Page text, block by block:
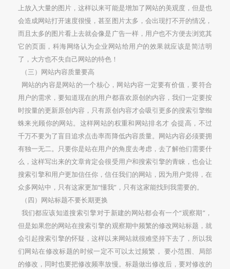
上放入大量的图片，这样以来可能是增加了网站的美观度，但是也
会造成网站打开速度很慢，甚至图片太多，会出现打不开的情况，
而且太多的图片看上去就会像是广告一样，用户也不方便去浏览其
它的页面，科海网络认为企业网站给用户的效果就应该是简洁明
了，大方也不失自己网站的特色！
（三）网站内容质量要高
网站的内容是网站的一个核心，网站内容一定要有价值，要符合
用户的需求，要知道现在的用户都喜欢原创的内容，我们一定要按
时按量的更新原创内容，只有原创内容才会吸引更多的搜索引擎蜘
蛛来光顾你的网站。这样网站的权重和网站排名才 会提高，不过
千万不要为了盲目追求点击率而降低内容质量。网站内容必须要拥
有独一无二。只要你是站在用户的角度去考虑，去了解他们需要什
么，这样写出来的文章肯定会很受用户和搜索引擎的青睐，也会让
搜索引擎和用户更加信任你，信任我们的网站，因为用户觉得，在
众多网站中，只有这家更加“懂我”，只有这家能找到我需要的。
（四）网站标题不要长期更换
我们都应该知道搜索引擎对于新建的网站都会有一个“观察期”，
但是如果您的网站在搜索引擎的观察期中频繁的修改网站标题，就
会引起搜索引擎的怀疑，这样以来网站就很难坚持下去了，所以我
们网站在修改标题的时候一定不可以太过频繁， 要小范围、局部
的修改，同时也要把修改频率放慢。标题做出修改后，要对修改的